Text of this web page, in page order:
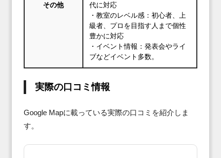
その他
代に対応
・教室のレベル感：初心者、上
級者、プロを目指す人まで個性
豊かに対応
・イベント情報：発表会やライ
ブなどイベント多数。
実際の口コミ情報
Google Mapに載っている実際の口コミを紹介しま
す。